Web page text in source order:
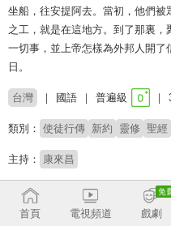
坐船，往安提阿去。當初，他們
之工，就是在這地方。到了那裏
一切事，並上帝怎樣為外邦人開
日。
台灣 國語 普遍級
類別： 使徒行傳 新約 靈修 聖經
主持： 康來昌
首頁
電視頻道 戲劇